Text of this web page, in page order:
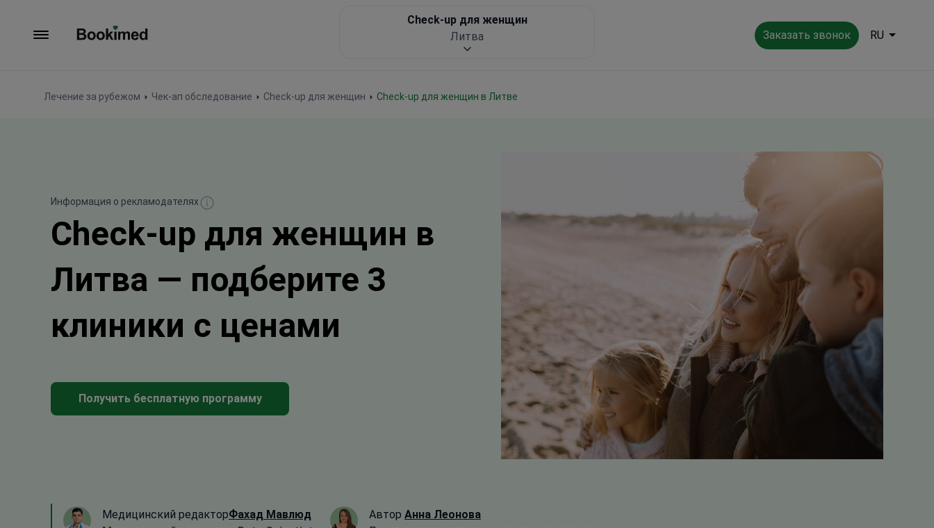
Заказать звонок RU
Лечение за рубежом Чек-ап обследование Check-up для женщин Check-up для женщин в Литве
Check-up для женщин
Литва
Информация о рекламодателях
Check-up для женщин в
Литва — подберите 3
клиники с ценами
Получить бесплатную программу
Медицинский редакторФахад Мавлюд
Автор Анна Леонова